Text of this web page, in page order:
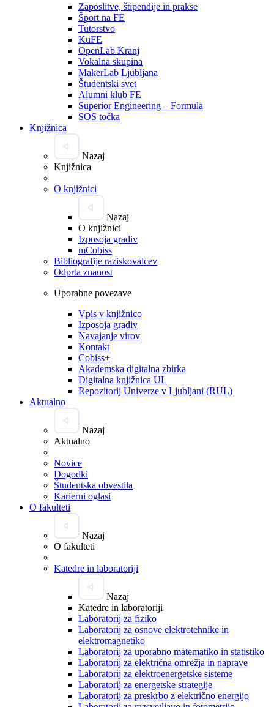
Zaposlitve, štipendije in prakse
Šport na FE
Tutorstvo
KuFE
OpenLab Kranj
Vokalna skupina
MakerLab Ljubljana
Študentski svet
Alumni klub FE
Superior Engineering – Formula
SOS točka
Knjižnica
Nazaj
Knjižnica
O knjižnici
Nazaj
O knjižnici
Izposoja gradiv
mCobiss
Bibliografije raziskovalcev
Odprta znanost
Uporabne povezave
Vpis v knjižnico
Izposoja gradiv
Navajanje virov
Kontakt
Cobiss+
Akademska digitalna zbirka
Digitalna knjižnica UL
Repozitorij Univerze v Ljubljani (RUL)
Aktualno
Nazaj
Aktualno
Novice
Dogodki
Študentska obvestila
Karierni oglasi
O fakulteti
Nazaj
O fakulteti
Katedre in laboratoriji
Nazaj
Katedre in laboratoriji
Laboratorij za fiziko
Laboratorij za osnove elektrotehnike in
elektromagnetiko
Laboratorij za uporabno matematiko in statistiko
Laboratorij za električna omrežja in naprave
Laboratorij za elektroenergetske sisteme
Laboratorij za energetske strategije
Laboratorij za preskrbo z električno energijo